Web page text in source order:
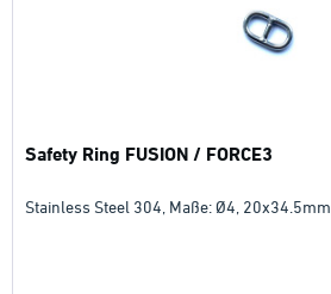
Safety Ring FUSION / FORCE3
Stainless Steel 304, Maße: Ø4, 20x34.5mm